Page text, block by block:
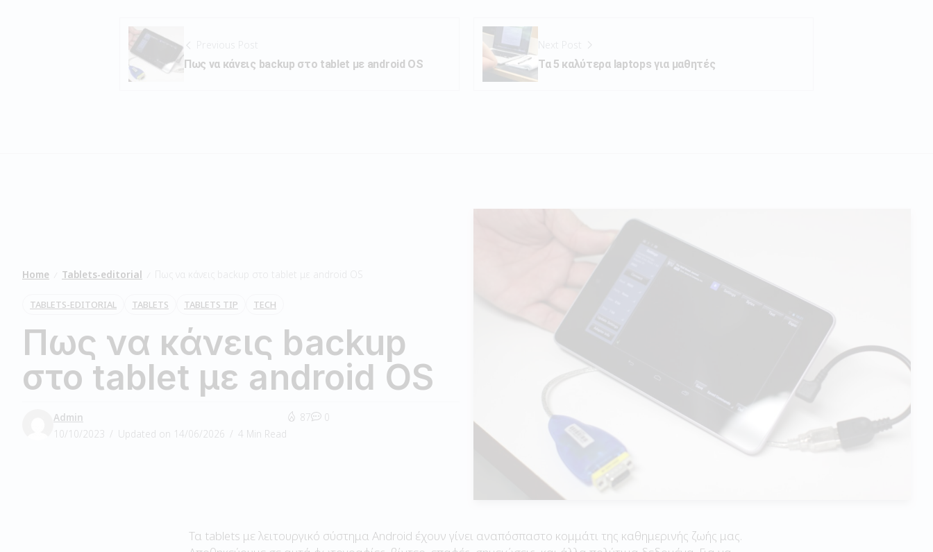
Previous Post
Πως να κάνεις backup στο tablet με android OS
Next Post
Τα 5 καλύτερα laptops για μαθητές
Home Tablets-editorial Πως να κάνεις backup στο tablet με android OS
TABLETS-EDITORIAL TABLETS TABLETS TIP TECH
Πως να κάνεις backup
στο tablet με android OS
Admin
10/10/2023
Updated on 14/06/2026 4 Min Read
87 0
Τα tablets με λειτουργικό σύστημα Android έχουν γίνει αναπόσπαστο κομμάτι της καθημερινής ζωής μας.